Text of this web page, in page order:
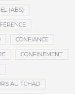
(AES)
CONFIANCE
CONFINEMENT
AU TCHAD